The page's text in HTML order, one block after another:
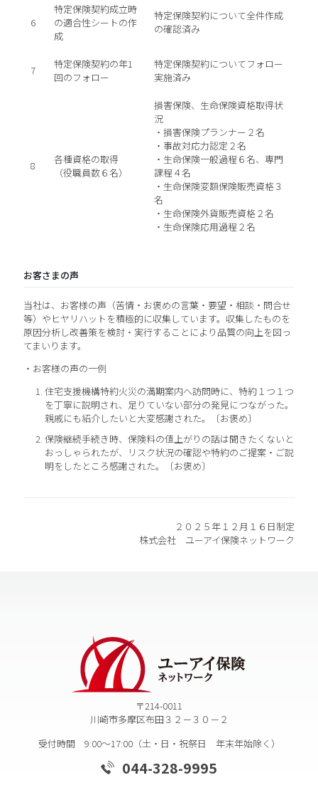
6
特定保険契約成立時
の適合性シートの作
成
特定保険契約について全件作成
の確認済み
7
特定保険契約の年1
回のフォロー
特定保険契約についてフォロー
実施済み
8
各種資格の取得
（役職員数６名）
損害保険、生命保険資格取得状
況
・損害保険プランナー２名
・事故対応力認定２名
・生命保険一般過程６名、専門
課程４名
・生命保険変額保険販売資格３
名
・生命保険外貨販売資格２名
・生命保険応用過程２名
お客さまの声
当社は、お客様の声（苦情・お褒めの言葉・要望・相談・問合せ
等）やヒヤリハットを積極的に収集しています。収集したものを
原因分析し改善策を検討・実行することにより品質の向上を図っ
てまいります。
・お客様の声の一例
住宅支援機構特約火災の満期案内へ訪問時に、特約１つ１つ
を丁寧に説明され、足りていない部分の発見につながった。
親戚にも紹介したいと大変感謝された。〔お褒め〕
保険継続手続き時、保険料の値上がりの話は聞きたくないと
おっしゃられたが、リスク状況の確認や特約のご提案・ご説
明をしたところ感謝された。〔お褒め〕
２０２５年１２月１６日制定
株式会社 ユーアイ保険ネットワーク
〒214-0011
川崎市多摩区布田３２－３０－２
受付時間 9:00～17:00（土・日・祝祭日 年末年始除く）
044-328-9995